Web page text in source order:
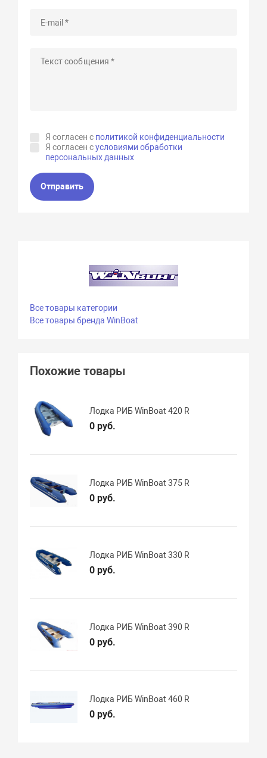
Я согласен с политикой конфиденциальности
Я согласен сусловиями обработки
персональных данных
Отправить
Все товары категории
Все товары бренда WinBoat
Похожие товары
Лодка РИБ WinBoat 420 R
0 руб.
Лодка РИБ WinBoat 375 R
0 руб.
Лодка РИБ WinBoat 330 R
0 руб.
Лодка РИБ WinBoat 390 R
0 руб.
Лодка РИБ WinBoat 460 R
0 руб.